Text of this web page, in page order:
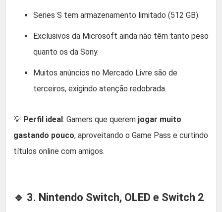
Series S tem armazenamento limitado (512 GB).
Exclusivos da Microsoft ainda não têm tanto peso
quanto os da Sony.
Muitos anúncios no Mercado Livre são de
terceiros, exigindo atenção redobrada.
💡 Perfil ideal: Gamers que querem jogar muito
gastando pouco, aproveitando o Game Pass e curtindo
títulos online com amigos.
🔹 3. Nintendo Switch, OLED e Switch 2